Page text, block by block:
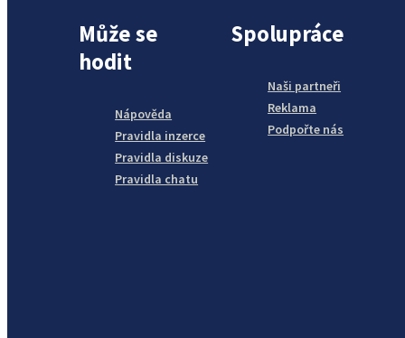
Může se
hodit
Nápověda
Pravidla inzerce
Pravidla diskuze
Pravidla chatu
Spolupráce
Naši partneři
Reklama
Podpořte nás